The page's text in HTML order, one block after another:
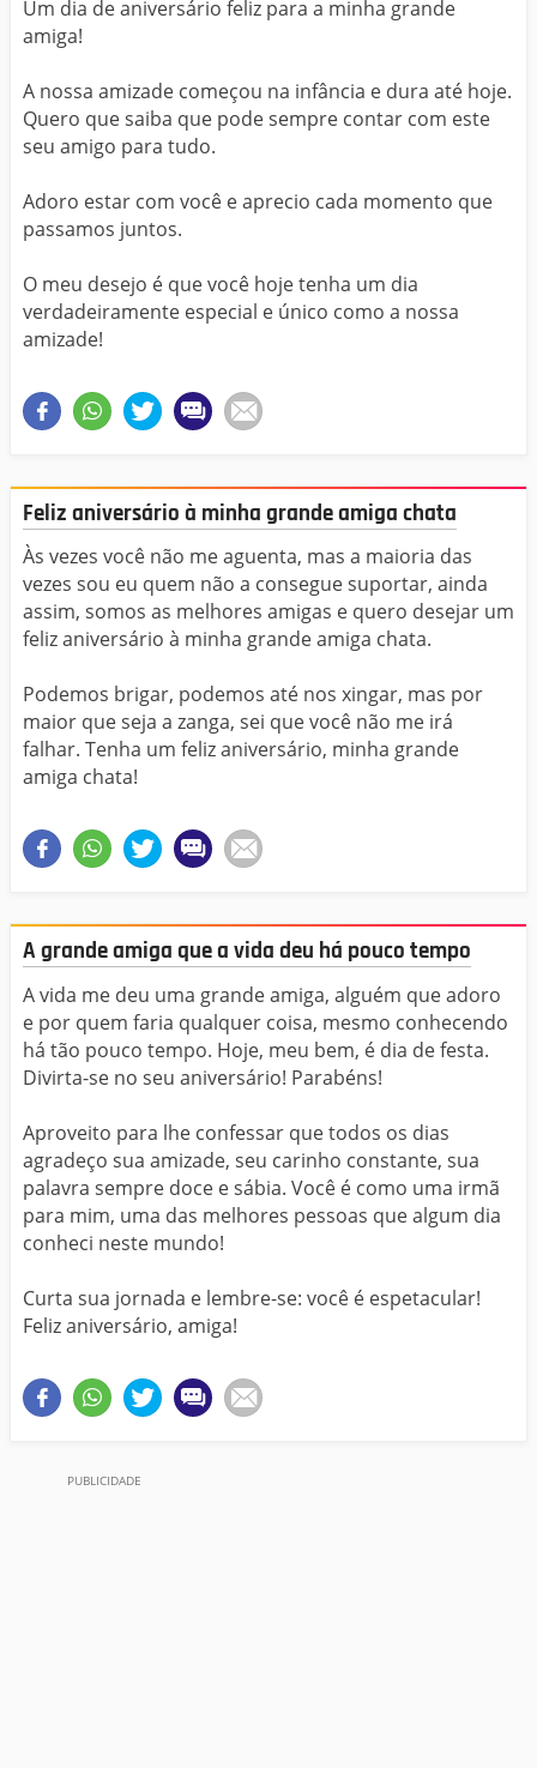
Um dia de aniversário feliz para a minha grande
amiga!
A nossa amizade começou na infância e dura até hoje.
Quero que saiba que pode sempre contar com este
seu amigo para tudo.
Adoro estar com você e aprecio cada momento que
passamos juntos.
O meu desejo é que você hoje tenha um dia
verdadeiramente especial e único como a nossa
amizade!
Feliz aniversário à minha grande amiga chata
Às vezes você não me aguenta, mas a maioria das
vezes sou eu quem não a consegue suportar, ainda
assim, somos as melhores amigas e quero desejar um
feliz aniversário à minha grande amiga chata.
Podemos brigar, podemos até nos xingar, mas por
maior que seja a zanga, sei que você não me irá
falhar. Tenha um feliz aniversário, minha grande
amiga chata!
A grande amiga que a vida deu há pouco tempo
A vida me deu uma grande amiga, alguém que adoro
e por quem faria qualquer coisa, mesmo conhecendo
há tão pouco tempo. Hoje, meu bem, é dia de festa.
Divirta-se no seu aniversário! Parabéns!
Aproveito para lhe confessar que todos os dias
agradeço sua amizade, seu carinho constante, sua
palavra sempre doce e sábia. Você é como uma irmã
para mim, uma das melhores pessoas que algum dia
conheci neste mundo!
Curta sua jornada e lembre-se: você é espetacular!
Feliz aniversário, amiga!